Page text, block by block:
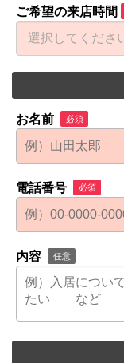
ご希望の来店時間
お名前 必須
電話番号 必須
内容 任意